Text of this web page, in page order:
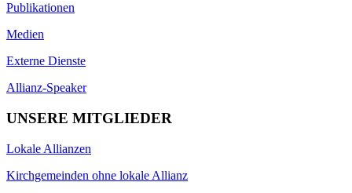
Publikationen
Medien
Externe Dienste
Allianz-Speaker
UNSERE MITGLIEDER
Lokale Allianzen
Kirchgemeinden ohne lokale Allianz